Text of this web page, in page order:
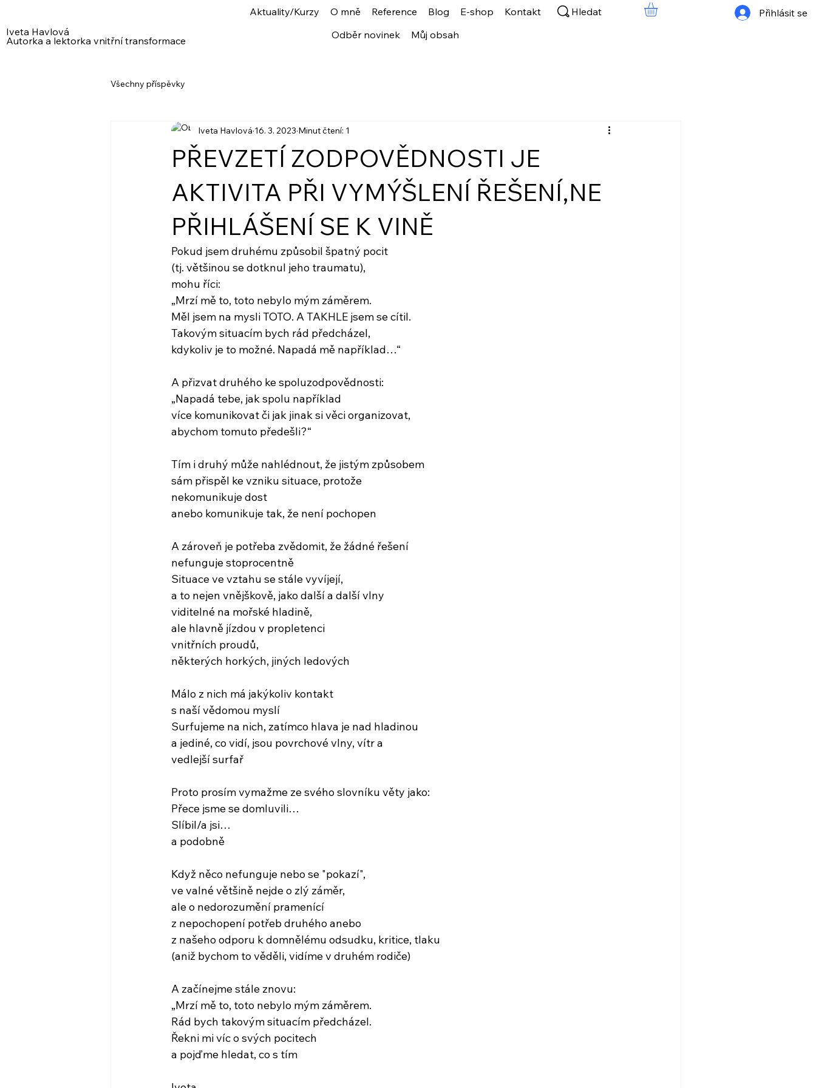
Iveta Havlová
Autorka a lektorka vnitřní transformace
Aktuality/Kurzy O mně Reference Blog E-shop
Kontakt
Odběr novinek
Můj obsah
Přihlásit se
Hledat
Všechny příspěvky
PŘEVZETÍ ZODPOVĚDNOSTI JE
AKTIVITA PŘI VYMÝŠLENÍ ŘEŠENÍ,NE
PŘIHLÁŠENÍ SE K VINĚ
Iveta Havlová 16. 3. 2023 Minut čtení: 1
Pokud jsem druhému způsobil špatný pocit
(tj. většinou se dotknul jeho traumatu),
mohu říci:
„Mrzí mě to, toto nebylo mým záměrem.
Měl jsem na mysli TOTO. A TAKHLE jsem se cítil.
Takovým situacím bych rád předcházel,
kdykoliv je to možné. Napadá mě například…“
A přizvat druhého ke spoluzodpovědnosti:
„Napadá tebe, jak spolu například
více komunikovat či jak jinak si věci organizovat,
abychom tomuto předešli?“
Tím i druhý může nahlédnout, že jistým způsobem
sám přispěl ke vzniku situace, protože
nekomunikuje dost
anebo komunikuje tak, že není pochopen
A zároveň je potřeba zvědomit, že žádné řešení
nefunguje stoprocentně
Situace ve vztahu se stále vyvíjejí,
a to nejen vnějškově, jako další a další vlny
viditelné na mořské hladině,
ale hlavně jízdou v propletenci
vnitřních proudů,
některých horkých, jiných ledových
Málo z nich má jakýkoliv kontakt
s naší vědomou myslí
Surfujeme na nich, zatímco hlava je nad hladinou
a jediné, co vidí, jsou povrchové vlny, vítr a
vedlejší surfař
Proto prosím vymažme ze svého slovníku věty jako:
Přece jsme se domluvili…
Slíbil/a jsi…
a podobně
Když něco nefunguje nebo se "pokazí",
ve valné většině nejde o zlý záměr,
ale o nedorozumění pramenící
z nepochopení potřeb druhého anebo
z našeho odporu k domnělému odsudku, kritice, tlaku
(aniž bychom to věděli, vidíme v druhém rodiče)
A začínejme stále znovu:
„Mrzí mě to, toto nebylo mým záměrem.
Rád bych takovým situacím předcházel.
Řekni mi víc o svých pocitech
a pojďme hledat, co s tím